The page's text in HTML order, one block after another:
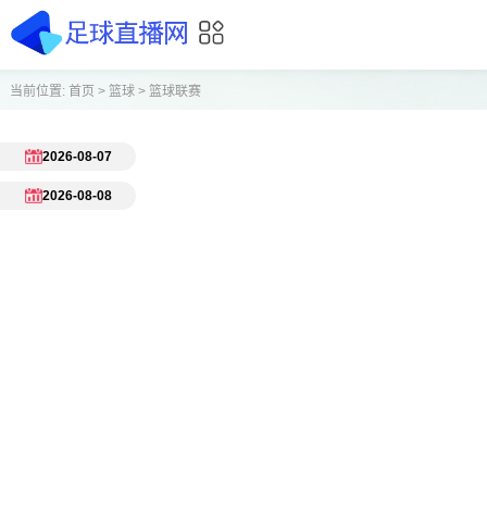
当前位置: 首页 > 篮球> 篮球联赛
2026-08-07
2026-08-08